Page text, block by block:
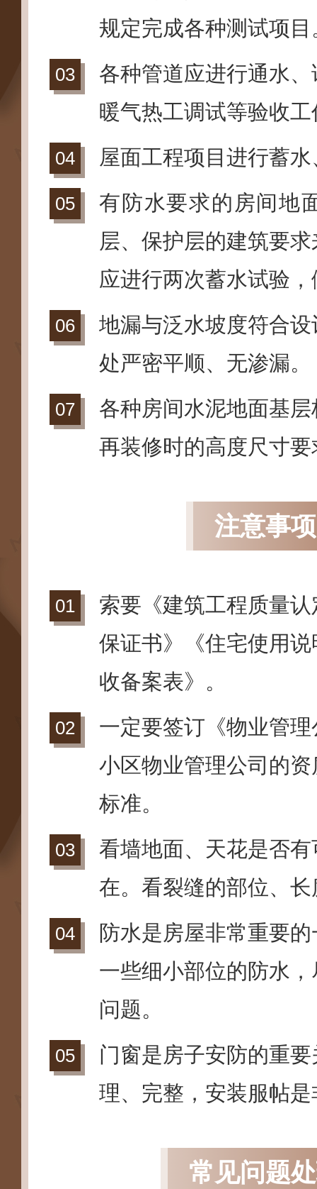
规定完成各种测试项目
各种管道应进行通水
暖气热工调试等验收工
屋面工程项目进行蓄
有防水要求的房间地
层、保护层的建筑要
应进行两次蓄水试验
地漏与泛水坡度符合
处严密平顺、无渗漏。
各种房间水泥地面基
再装修时的高度尺寸要
注意事项
索要《建筑工程质量
保证书》《住宅使用
收备案表》。
一定要签订《物业管
小区物业管理公司的
标准。
看墙地面、天花是否
在。看裂缝的部位、
防水是房屋非常重要
一些细小部位的防水
问题。
门窗是房子安防的重
理、完整，安装服帖
常见问题